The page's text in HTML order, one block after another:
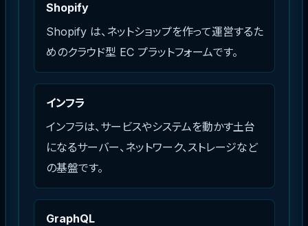
Shopify
Shopify は、ネットショップを作って運営するた
めのクラウド型 EC プラットフォームです。
インフラ
インフラは、サービスやシステムを動かす土台
になるサーバー、ネットワーク、ストレージなど
の基盤です。
GraphQL